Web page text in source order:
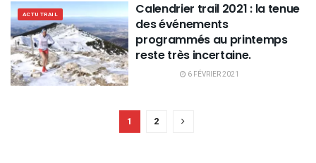
ACTU TRAIL
Calendrier trail 2021 : la tenue
des événements
programmés au printemps
reste très incertaine.
6 FÉVRIER 2021
1 2